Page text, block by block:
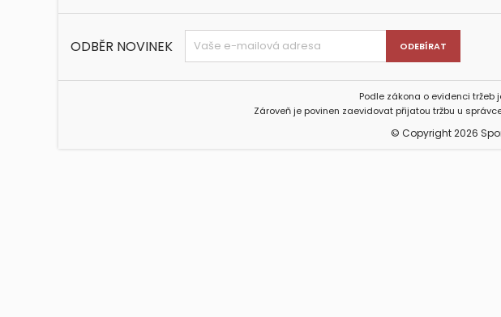
ODBĚR NOVINEK
Podle zákona o evidenci
Zároveň je povinen zaevidovat přijatou tržbu u
© Copyright 2026